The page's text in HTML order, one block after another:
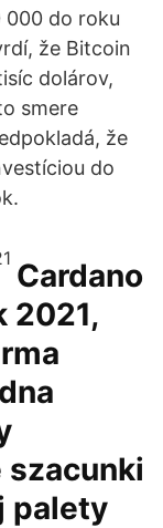
000 do roku
že Bitcoin
dolárov,
smere
že
do
Cardano
2021,
szacunki
palety